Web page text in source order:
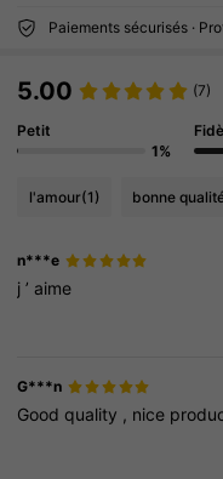
Paiements sécurisés ·
5.00 (7)
Petit
1%
l'amour(1) bonne
n***e
j’ aime
G***n
Goodquality , nice